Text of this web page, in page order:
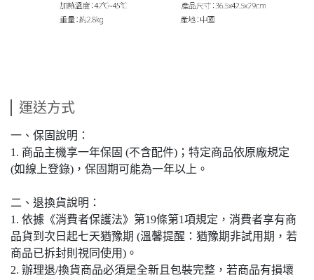
運送方式
一、保固說明：
1. 商品主機享一年保固 (不含配件)；特定商品依原廠規定
(如線上登錄)，保固期可能為一年以上。
二、退換貨說明：
1. 依據《消費者保護法》第19條第1項規定，消費者享有商
品貨到次日起七天猶豫期 (溫馨提醒：猶豫期非試用期，若
商品已拆封則視同使用)。
2. 辦理退/換貨商品必須是全新且包裝完整，若商品有損壞